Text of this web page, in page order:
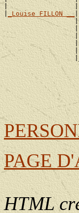
|                 |
_Louise FILLON __
|
|
PAGE
HTML